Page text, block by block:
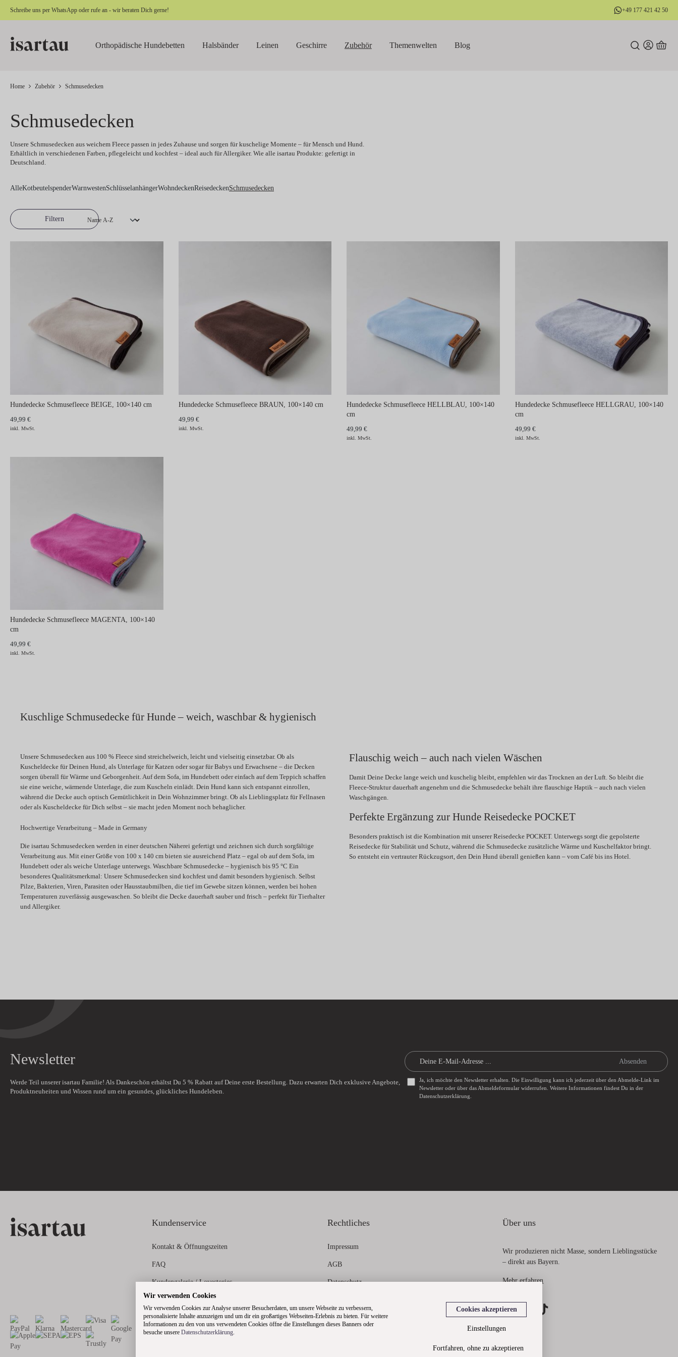
Zur Hauptnavigation springen
Schreibe uns per WhatsApp oder rufe an - wir beraten Dich gerne! +49 177 421 42 50
Orthopädische Hundebetten Halsbänder Leinen Geschirre Zubehör Themenwelten Blog
Home Zubehör Schmusedecken
Schmusedecken
Unsere Schmusedecken aus weichem Fleece passen in jedes Zuhause und sorgen für kuschelige Momente – für Mensch und Hund.
Erhältlich in verschiedenen Farben, pflegeleicht und kochfest – ideal auch für Allergiker. Wie alle isartau Produkte: gefertigt in
Deutschland.
AlleKotbeutelspenderWarnwestenSchlüsselanhängerWohndeckenReisedeckenSchmusedecken
Filtern
Hundedecke Schmusefleece BEIGE, 100×140 cm
49,99 €
inkl. MwSt.
Hundedecke Schmusefleece BRAUN, 100×140 cm
49,99 €
inkl. MwSt.
Hundedecke Schmusefleece HELLBLAU, 100×140
cm
49,99 €
inkl. MwSt.
Hundedecke Schmusefleece HELLGRAU, 100×140
cm
49,99 €
inkl. MwSt.
Hundedecke Schmusefleece MAGENTA, 100×140
cm
49,99 €
inkl. MwSt.
Kuschlige Schmusedecke für Hunde – weich, waschbar & hygienisch
Unsere Schmusedecken aus 100 % Fleece sind streichelweich, leicht und vielseitig einsetzbar. Ob als
Kuscheldecke für Deinen Hund, als Unterlage für Katzen oder sogar für Babys und Erwachsene – die Decken
sorgen überall für Wärme und Geborgenheit. Auf dem Sofa, im Hundebett oder einfach auf dem Teppich schaffen
sie eine weiche, wärmende Unterlage, die zum Kuscheln einlädt. Dein Hund kann sich entspannt einrollen,
während die Decke auch optisch Gemütlichkeit in Dein Wohnzimmer bringt. Ob als Lieblingsplatz für Fellnasen
oder als Kuscheldecke für Dich selbst – sie macht jeden Moment noch behaglicher.
Hochwertige Verarbeitung – Made in Germany
Die isartau Schmusedecken werden in einer deutschen Näherei gefertigt und zeichnen sich durch sorgfältige
Verarbeitung aus. Mit einer Größe von 100 x 140 cm bieten sie ausreichend Platz – egal ob auf dem Sofa, im
Hundebett oder als weiche Unterlage unterwegs. Waschbare Schmusedecke – hygienisch bis 95 °C Ein
besonderes Qualitätsmerkmal: Unsere Schmusedecken sind kochfest und damit besonders hygienisch. Selbst
Pilze, Bakterien, Viren, Parasiten oder Hausstaubmilben, die tief im Gewebe sitzen können, werden bei hohen
Temperaturen zuverlässig ausgewaschen. So bleibt die Decke dauerhaft sauber und frisch – perfekt für Tierhalter
und Allergiker.
Flauschig weich – auch nach vielen Wäschen
Damit Deine Decke lange weich und kuschelig bleibt, empfehlen wir das Trocknen an der Luft. So bleibt die
Fleece-Struktur dauerhaft angenehm und die Schmusedecke behält ihre flauschige Haptik – auch nach vielen
Waschgängen.
Perfekte Ergänzung zur Hunde Reisedecke POCKET
Besonders praktisch ist die Kombination mit unserer Reisedecke POCKET. Unterwegs sorgt die gepolsterte
Reisedecke für Stabilität und Schutz, während die Schmusedecke zusätzliche Wärme und Kuschelfaktor bringt.
So entsteht ein vertrauter Rückzugsort, den Dein Hund überall genießen kann – vom Café bis ins Hotel.
Newsletter
Werde Teil unserer isartau Familie! Als Dankeschön erhältst Du 5 % Rabatt auf Deine erste Bestellung. Dazu erwarten Dich exklusive Angebote,
Produktneuheiten und Wissen rund um ein gesundes, glückliches Hundeleben.
Absenden
Ja, ich möchte den Newsletter erhalten. Die Einwilligung kann ich jederzeit über den Abmelde-Link im
Newsletter oder über das Abmeldeformular widerrufen. Weitere Informationen findest Du in der
Datenschutzerklärung
Kundenservice
Kontakt & Öffnungszeiten
FAQ
Kundengalerie / Lovestories
Zahlungs- und Versandinformationen
Rechtliches
Impressum
AGB
Datenschutz
Dateneinstellungen
Über uns
Wir produzieren nicht Masse, sondern Lieblingsstücke
– direkt aus Bayern.
Mehr erfahren
Fortfahren, ohne zu akzeptieren
Wir verwenden Cookies
Wir verwenden Cookies zur Analyse unserer Besucherdaten, um unsere Webseite zu verbessern,
personalisierte Inhalte anzuzeigen und um dir ein großartiges Webseiten-Erlebnis zu bieten. Für weitere
Informationen zu den von uns verwendeten Cookies öffne die Einstellungen dieses Banners oder
besuche unsere Datenschutzerklärung.
Cookies akzeptieren
Einstellungen